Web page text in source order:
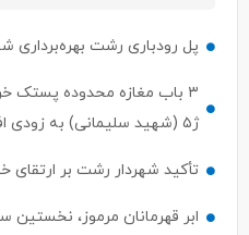
پل رودباری رشت بهره‌برداری
۳ باب مغازه محدوده پستک
ژ۵ (شهید سلیمانی) به زودی افتتاح می‌شود
تأکید شهردار رشت بر
ابر قهرمانان مرموز، نخستین